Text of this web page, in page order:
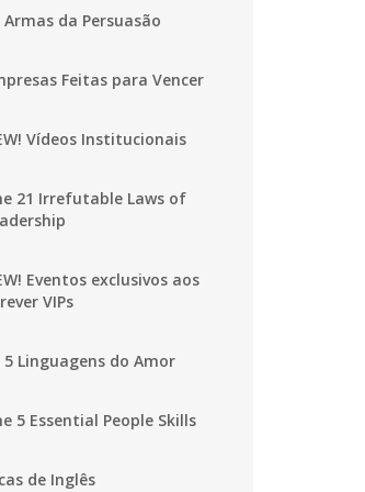
>
Armas da Persuasão
Feitas para Vencer
Vídeos Institucionais
21 Irrefutable Laws of
Eventos exclusivos aos
VIPs
5 Linguagens do Amor
5 Essential People Skills
de Inglês